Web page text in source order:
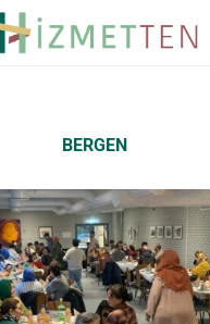
BERGEN